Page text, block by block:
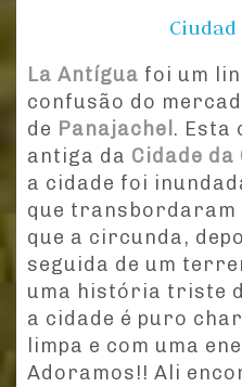
La Antígua foi um
confusão do
de Panajachel . Esta
antiga da Cidade da
a cidade foi
que transbordaram
que a circunda,
seguida de um
uma história triste
a cidade é puro
limpa e com uma
Adoramos!! Ali